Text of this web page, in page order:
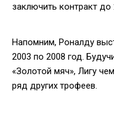
заключить контракт до
Напомним, Роналду
2003 по 2008 год.
«Золотой мяч», Лигу
ряд других трофеев.